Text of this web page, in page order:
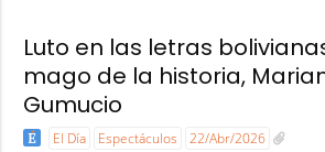
Luto en las letras
mago de la historia,
Gumucio
El Día Espectáculos 22/Abr/2026